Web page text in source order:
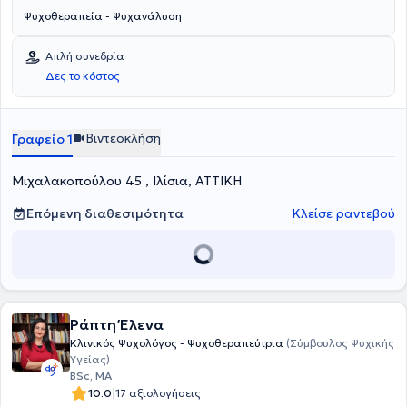
Ψυχοθεραπεία - Ψυχανάλυση
Απλή συνεδρία
Δες το κόστος
Γραφείο 1 Βιντεοκλήση
Μιχαλακοπούλου 45 , Ιλίσια, ΑΤΤΙΚΗ
Επόμενη διαθεσιμότητα
Κλείσε ραντεβού
Ράπτη Έλενα
Κλινικός Ψυχολόγος - Ψυχοθεραπεύτρια (Σύμβουλος Ψυχικής
Υγείας)
BSc, MA
10.0|17 αξιολογήσεις